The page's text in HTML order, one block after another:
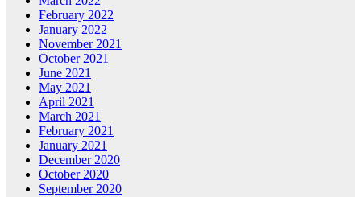
February 2022
January 2022
November 2021
October 2021
June 2021
May 2021
April 2021
March 2021
February 2021
January 2021
December 2020
October 2020
September 2020